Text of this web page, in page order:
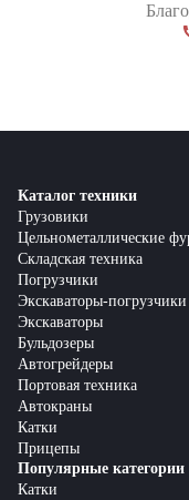
Каталог техники
Грузовики
Цельнометаллические
Складская техника
Погрузчики
Экскаваторы-погрузчики
Экскаваторы
Бульдозеры
Автогрейдеры
Портовая техника
Автокраны
Катки
Прицепы
Популярные категории
Катки